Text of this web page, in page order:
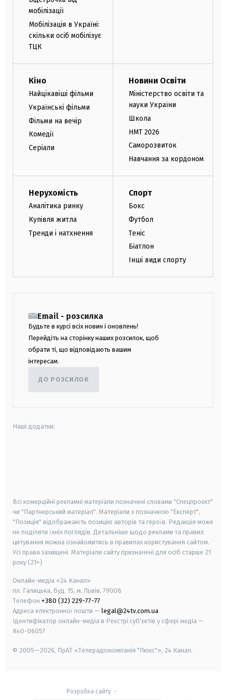
мобілізації
Мобілізація в Україні:
скільки осіб мобілізує
ТЦК
Кіно
Найцікавіші фільми
Українські фільми
Фільми на вечір
Комедії
Серіали
Новини Освіти
Міністерство освіти та
науки України
Школа
НМТ 2026
Саморозвиток
Навчання за кордоном
Нерухомість
Аналітика ринку
Купівля житла
Тренди і натхнення
Спорт
Бокс
Футбол
Теніс
Біатлон
Інші види спорту
Email - розсилка
Будьте в курсі всіх новин і оновлень!
Перейдіть на сторінку наших розсилок, щоб
обрати ті, що відповідають вашим
інтересам.
ДО РОЗСИЛОК
Наші додатки:
Всі комерційні рекламні матеріали позначені словами "Спецпроєкт"
чи "Партнерський матеріал". Матеріали з позначкою "Експерт",
"Позиція" відображають позицію авторів та героїв. Редакція може
не поділяти їхніх поглядів. Детальніше щодо реклами та правил
цитування можна ознайомитись в правилах користування сайтом.
Усі права захищені. Матеріали сайту призначені для осіб старше 21
року (21+)
Онлайн-медіа «24 Канал»
пл. Галицька, буд. 15, м. Львів, 79008
Телефон +380 (32) 229-77-77
Адреса електронної пошти — legal@24tv.com.ua
Ідентифікатор онлайн-медіа в Реєстрі суб'єктів у сфері медіа —
R40-06057
© 2005—2026, ПрАТ «Телерадіокомпанія "Люкс"», 24 Канал.
Розробка сайту-